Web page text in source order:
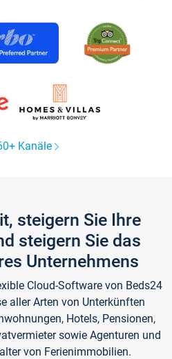
Kanäle
steigern Sie Ihre
steigern Sie das
Unternehmens
Cloud-Software von Beds24
aller Arten von Unterkünften
Hotels, Pensionen,
sowie Agenturen und
von Ferienimmobilien.